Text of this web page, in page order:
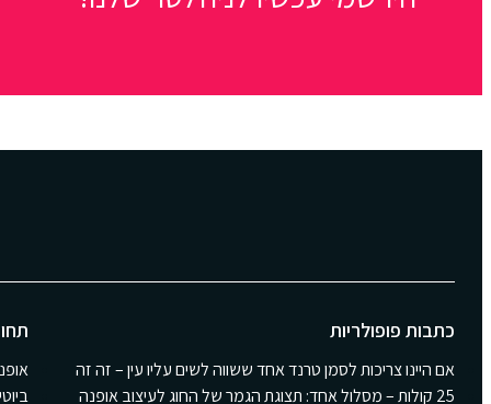
כתבות פופולריות
אם היינו צריכות לסמן טרנד אחד ששווה לשים עליו עין – זה זה
25 קולות – מסלול אחד: תצוגת הגמר של החוג לעיצוב אופנה